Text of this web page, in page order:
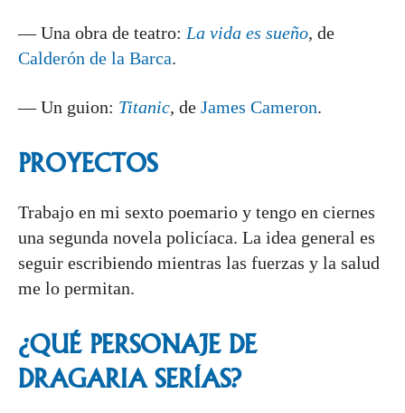
— Una obra de teatro: La vida es sueño, de
Calderón de la Barca.
— Un guion: Titanic, de James Cameron.
PROYECTOS
Trabajo en mi sexto poemario y tengo en ciernes
una segunda novela policíaca. La idea general es
seguir escribiendo mientras las fuerzas y la salud
me lo permitan.
¿QUÉ PERSONAJE DE
DRAGARIASERÍAS?